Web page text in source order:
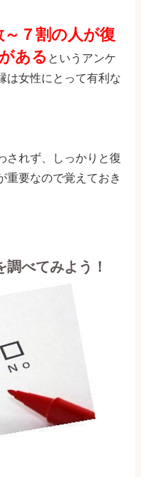
～７割の人が復
ある というアンケ
は女性にとって有利な
されず、しっかりと復
重要なので覚えておき
べてみよう！